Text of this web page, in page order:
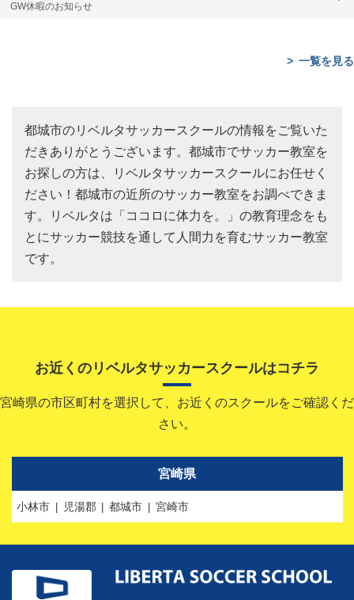
GW休暇のお知らせ
一覧を見る
都城市のリベルタサッカースクールの情報をご覧いた
だきありがとうございます。都城市でサッカー教室を
お探しの方は、リベルタサッカースクールにお任せく
ださい！都城市の近所のサッカー教室をお調べできま
す。リベルタは「ココロに体力を。」の教育理念をも
とにサッカー競技を通して人間力を育むサッカー教室
です。
お近くのリベルタサッカースクールはコチラ
宮崎県の市区町村を選択して、お近くのスクールをご確認くだ
さい。
宮崎県
小林市 児湯郡 都城市 宮崎市